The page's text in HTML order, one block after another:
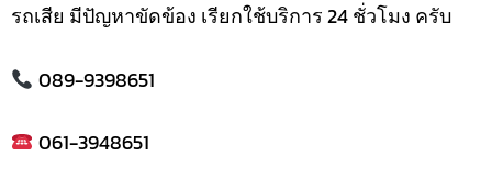
รถเสีย มีปัญหาขัดข้อง เรียกใช้บริการ 24 ชั่วโมง ครับ
089-9398651
061-3948651